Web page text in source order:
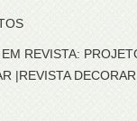
REVISTA:
|REVISTA